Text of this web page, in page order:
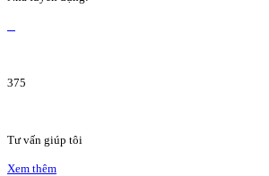
375
Tư vấn giúp tôi
Xem thêm